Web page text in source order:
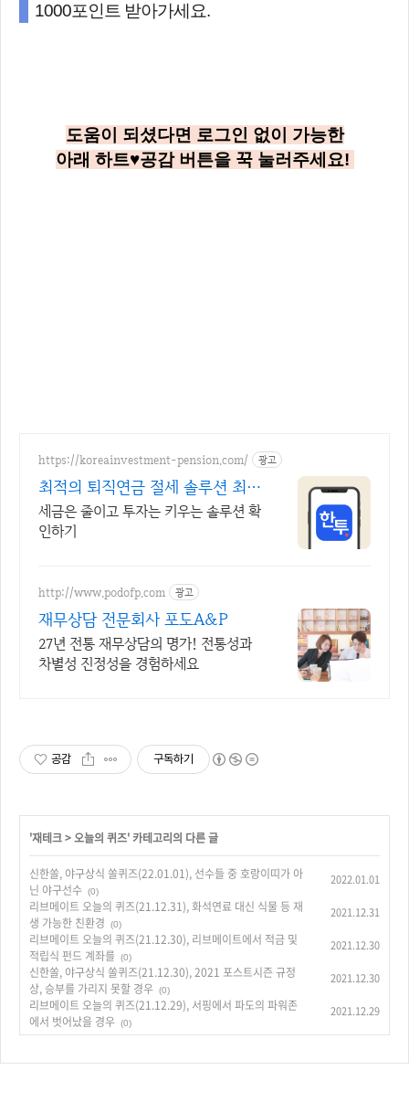
1000포인트 받아가세요.
도움이 되셨다면 로그인 없이 가능한
아래 하트♥공감 버튼을 꾹 눌러주세요!
https://koreainvestment-pension.com/ 광고
최적의 퇴직연금 절세 솔루션 최대
148.5만원 절세
세금은 줄이고 투자는 키우는 솔루션 확
인하기
http://www.podofp.com 광고
재무상담 전문회사 포도A&P
27년 전통 재무상담의 명가! 전통성과
차별성 진정성을 경험하세요
공감 구독하기
'재테크>오늘의 퀴즈' 카테고리의 다른 글
신한쏠, 야구상식 쏠퀴즈(22.01.01), 선수들 중 호랑이띠가 아
닌 야구선수 (0)
2022.01.01
리브메이트 오늘의 퀴즈(21.12.31), 화석연료 대신 식물 등 재
생 가능한 친환경
(0)
2021.12.31
리브메이트 오늘의 퀴즈(21.12.30), 리브메이트에서 적금 및
적립식 펀드 계좌를
(0)
2021.12.30
신한쏠, 야구상식 쏠퀴즈(21.12.30), 2021 포스트시즌 규정
상, 승부를 가리지 못할 경우 (0)
2021.12.30
리브메이트 오늘의 퀴즈(21.12.29), 서핑에서 파도의 파워존
에서 벗어났을 경우 (0)
2021.12.29